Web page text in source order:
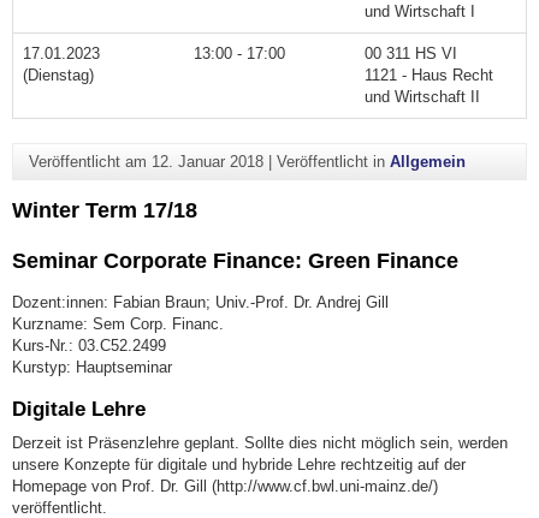
und Wirtschaft I
17.01.2023
(Dienstag)
13:00 - 17:00
00 311 HS VI
1121 - Haus Recht
und Wirtschaft II
Veröffentlicht am 12. Januar 2018| Veröffentlicht in Allgemein
Winter Term 17/18
Seminar Corporate Finance: Green Finance
Dozent:innen: Fabian Braun; Univ.-Prof. Dr. Andrej Gill
Kurzname: Sem Corp. Financ.
Kurs-Nr.: 03.C52.2499
Kurstyp: Hauptseminar
Digitale Lehre
Derzeit ist Präsenzlehre geplant. Sollte dies nicht möglich sein, werden
unsere Konzepte für digitale und hybride Lehre rechtzeitig auf der
Homepage von Prof. Dr. Gill (http://www.cf.bwl.uni-mainz.de/)
veröffentlicht.